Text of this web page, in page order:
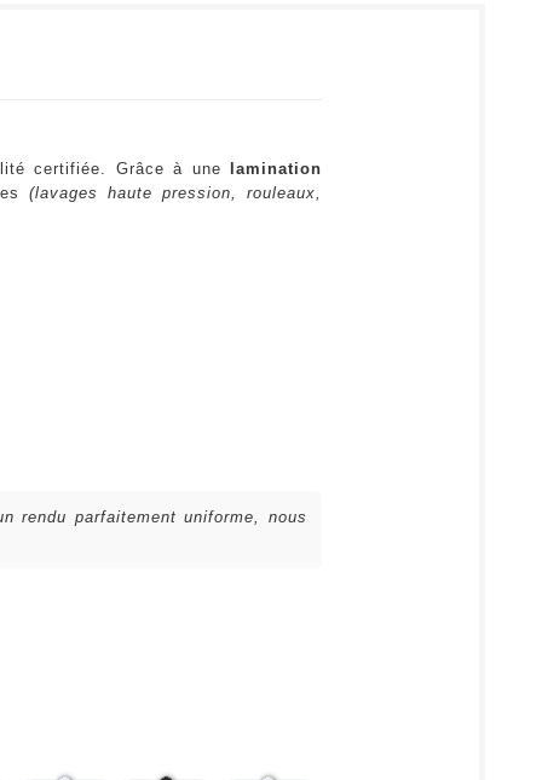
certifiée. Grâce à une
lamination
(lavages haute pression, rouleaux,
parfaitement uniforme, nous